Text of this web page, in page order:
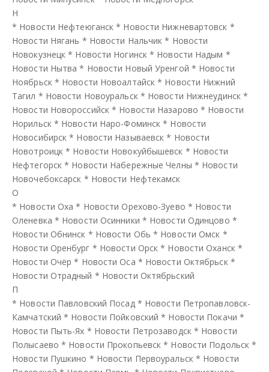
Н
* Новости Нефтеюганск * Новости Нижневартовск *
Новости Нягань * Новости Нальчик * Новости
Новокузнецк * Новости Ногинск * Новости Надым *
Новости Нытва * Новости Новый Уренгой * Новости
Ноябрьск * Новости Новоалтайск * Новости Нижний
Тагил * Новости Новоуральск * Новости Нижнеудинск *
Новости Новороссийск * Новости Назарово * Новости
Норильск * Новости Наро-Фоминск * Новости
Новосибирск * Новости Называевск * Новости
Новотроицк * Новости Новокуйбышевск * Новости
Нефтегорск * Новости Набережные Челны * Новости
Новочебоксарск * Новости Нефтекамск
О
* Новости Оха * Новости Орехово-Зуево * Новости
Оленевка * Новости Осинники * Новости Одинцово *
Новости Обнинск * Новости Обь * Новости Омск *
Новости Оренбург * Новости Орск * Новости Оханск *
Новости Очёр * Новости Оса * Новости Октябрьск *
Новости Отрадный * Новости Октябрьский
П
* Новости Павловский Посад * Новости Петропавловск-
Камчатский * Новости Пойковский * Новости Покачи *
Новости Пыть-Ях * Новости Петрозаводск * Новости
Полысаево * Новости Прокопьевск * Новости Подольск *
Новости Пушкино * Новости Первоуральск * Новости